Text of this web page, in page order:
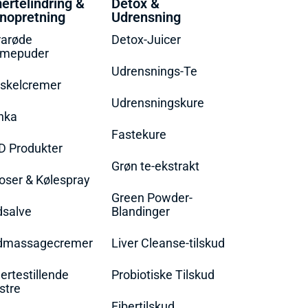
&
Produkter
& Kølespray
Detox &
Udrensning
Detox-Juicer
Udrensnings-Te
Udrensningskure
Fastekure
Grøn te-ekstrakt
Green Powder-
Blandinger
Liver Cleanse-tilskud
Probiotiske Tilskud